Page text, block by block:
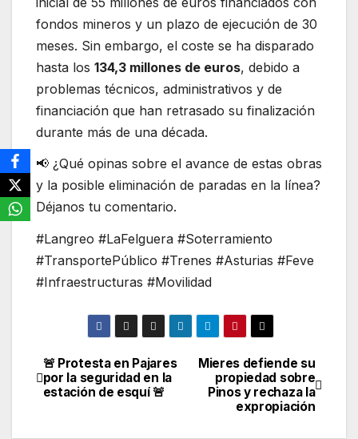
fondos mineros y un plazo de ejecución de 30
meses. Sin embargo, el coste se ha disparado
hasta los 134,3 millones de euros, debido a
problemas técnicos, administrativos y de
financiación que han retrasado su finalización
durante más de una década.
📢 ¿Qué opinas sobre el avance de estas obras
y la posible eliminación de paradas en la línea?
Déjanos tu comentario.
#Langreo #LaFelguera #Soterramiento
#TransportePúblico #Trenes #Asturias #Feve
#Infraestructuras #Movilidad
Navegación
de
Mieres defiende su
propiedad sobre
Pinos y rechaza la
expropiación
🚨 Protesta en Pajares
por la seguridad en la
estación de esquí 🚨